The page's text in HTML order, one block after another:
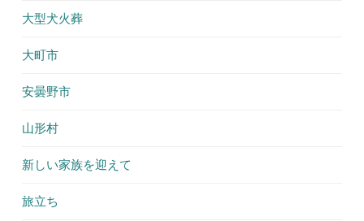
大型犬火葬
大町市
安曇野市
山形村
新しい家族を迎えて
旅立ち